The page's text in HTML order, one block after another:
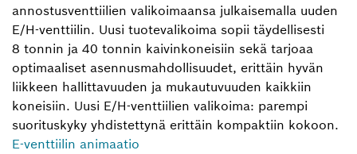
annostusventtiilien valikoimaansa julkaisemalla uuden
E/H-venttiilin. Uusi tuotevalikoima sopii täydellisesti
8 tonnin ja 40 tonnin kaivinkoneisiin sekä tarjoaa
optimaaliset asennusmahdollisuudet, erittäin hyvän
liikkeen hallittavuuden ja mukautuvuuden kaikkiin
koneisiin. Uusi E/H-venttiilien valikoima: parempi
suorituskyky yhdistettynä erittäin kompaktiin kokoon.
E-venttiilin animaatio